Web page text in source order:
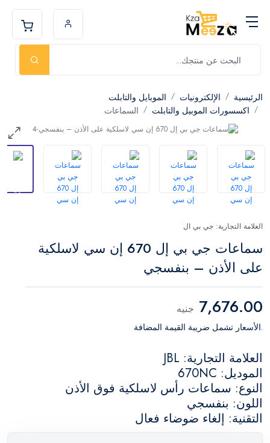
الرئيسية الإلكترونيات
الموبايل والتابلت
اكسسورات الموبيل والتابلت
السماعات
العلامة التجارية: جي بي ال
سماعات جي بي إل 670 إن سي لاسلكية
على الأذن – بنفسجي
7,676.00 جنيه
.الأسعار تشمل ضريبة القيمة المضافة
العلامة التجارية: JBL
الموديل: 670NC
النوع: سماعات رأس لاسلكية فوق الأذن
اللون: بنفسجي
التقنية: إلغاء ضوضاء فعال